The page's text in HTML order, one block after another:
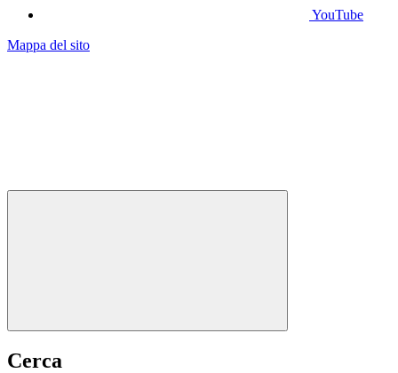
YouTube
Mappa del sito
Cerca